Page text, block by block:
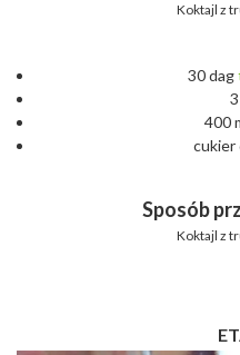
Koktajl z
30 dag
3
400
cukier
Sposób
Koktajl z